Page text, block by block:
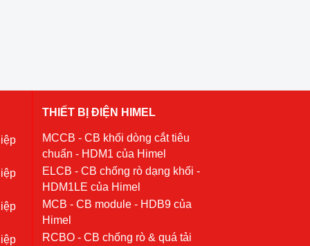
THIẾT BỊ ĐIỆN HIMEL
MCCB - CB khối dòng cắt tiêu
chuẩn - HDM1 của Himel
ELCB - CB chống rò dạng khối -
HDM1LE của Himel
MCB - CB module - HDB9 của
Himel
RCBO - CB chống rò & quá tải